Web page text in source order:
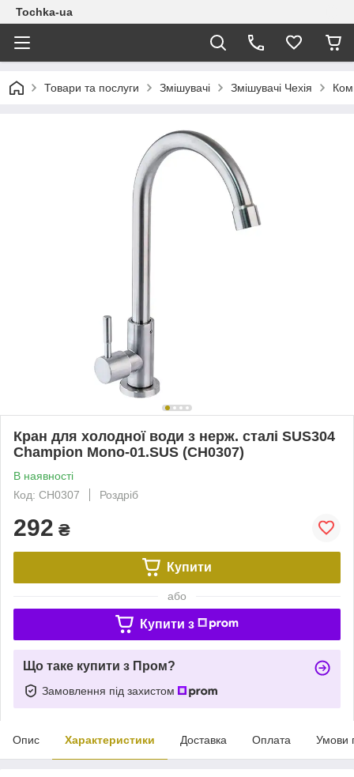
Tochka-ua
Товари та послуги Змішувачі Змішувачі Чехія
Кран для холодної води з нерж. сталі SUS304
Champion Mono-01.SUS (CH0307)
В наявності
Код: CH0307
Роздріб
292 ₴
Купити
або
Купити з
Що таке купити з Пром?
Замовлення під захистом
Опис Характеристики Доставка Оплата Умови